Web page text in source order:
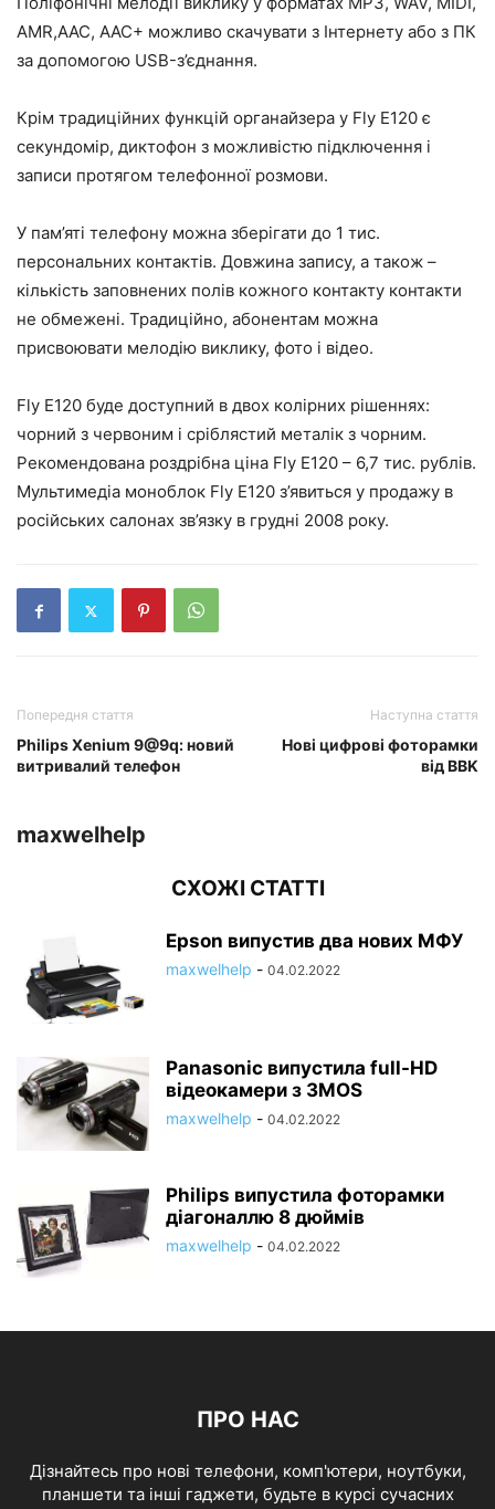
AMR,AAC, AAC+ можливо скачувати з Інтернету або з ПК
за допомогою USB-з’єднання.
Крім традиційних функцій органайзера у Fly E120 є
секундомір, диктофон з можливістю підключення і
записи протягом телефонної розмови.
У пам’яті телефону можна зберігати до 1 тис.
персональних контактів. Довжина запису, а також –
кількість заповнених полів кожного контакту контакти
не обмежені. Традиційно, абонентам можна
присвоювати мелодію виклику, фото і відео.
Fly E120 буде доступний в двох колірних рішеннях:
чорний з червоним і сріблястий металік з чорним.
Рекомендована роздрібна ціна Fly E120 – 6,7 тис. рублів.
Мультимедіа моноблок Fly E120 з’явиться у продажу в
російських салонах зв’язку в грудні 2008 року.
Попередня стаття
Philips Xenium 9@9q: новий
витривалий телефон
Наступна стаття
Нові цифрові фоторамки
від BBK
maxwelhelp
СХОЖІ СТАТТІ
Epson випустив два нових МФУ
maxwelhelp - 04.02.2022
Panasonic випустила full-HD
відеокамери з 3MOS
maxwelhelp - 04.02.2022
Philips випустила фоторамки
діагоналлю 8 дюймів
maxwelhelp - 04.02.2022
ПРО НАС
Дізнайтесь про нові телефони, комп'ютери, ноутбуки,
планшети та інші гаджети, будьте в курсі сучасних